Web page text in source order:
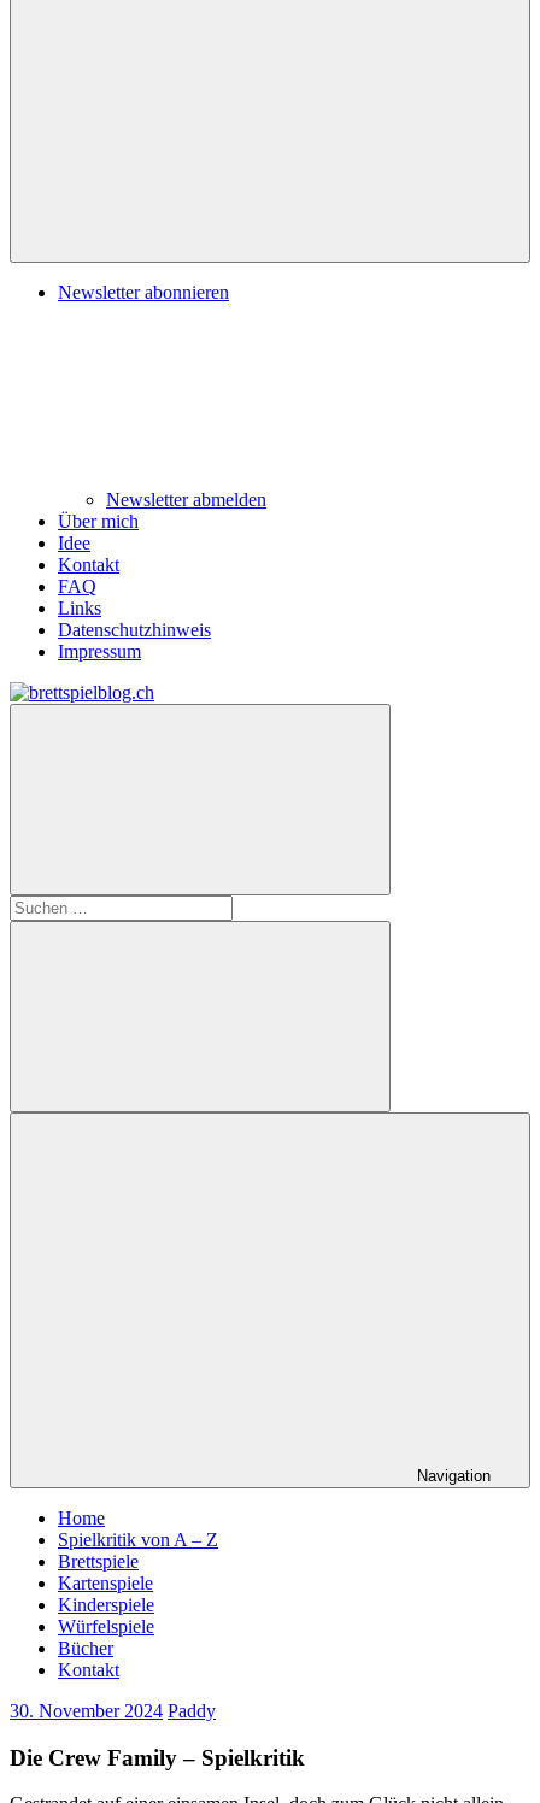
Newsletter abonnieren
Newsletter abmelden
Über mich
Idee
Kontakt
FAQ
Links
Datenschutzhinweis
Impressum
Zum
Inhalt
Suchen
nach:
Suchen
Navigation
Home
Spielkritik von A – Z
Brettspiele
Kartenspiele
Kinderspiele
Würfelspiele
Bücher
Kontakt
30. November 2024 Paddy
Die Crew Family – Spielkritik